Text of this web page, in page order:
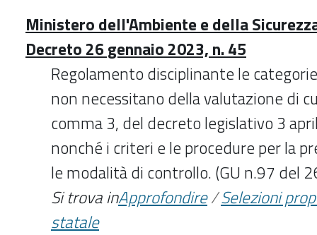
Ministero dell'Ambiente e della
Decreto 26 gennaio 2023, n. 45
Regolamento disciplinante le
non necessitano della valutazione di
comma 3, del decreto legislativo 3
nonché i criteri e le procedure per la
le modalità di controllo. (GU n.97 del
Si trova inApprofondire/Selezioni
statale